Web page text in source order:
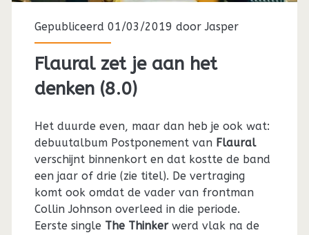
Gepubliceerd 01/03/2019 doorJasper
Flaural zet je aan het
denken (8.0)
Het duurde even, maar dan heb je ook wat:
debuutalbum Postponement van Flaural
verschijnt binnenkort en dat kostte de band
een jaar of drie (zie titel). De vertraging
komt ook omdat de vader van frontman
Collin Johnson overleed in die periode.
Eerste single The Thinkerwerd vlak na de